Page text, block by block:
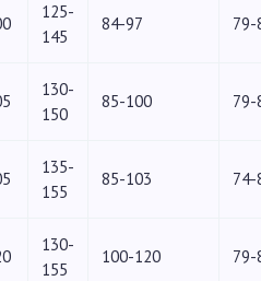
125-
145
84-97 79-
130-
150
85-100 79-
135-
155
85-103 74-
130-
155
100-120 79-